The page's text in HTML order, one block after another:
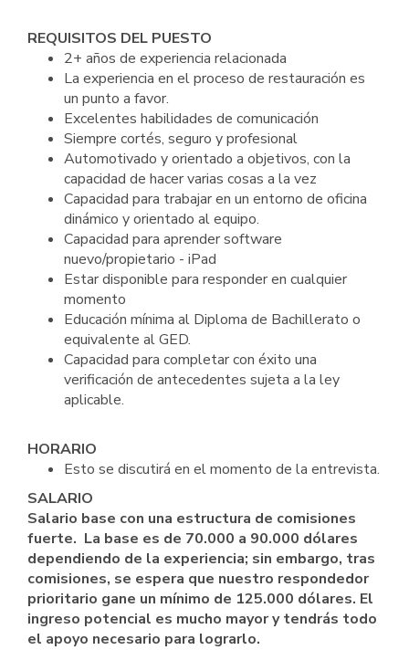
REQUISITOS DEL PUESTO
2+ años de experiencia relacionada
La experiencia en el proceso de restauración es
un punto a favor.
Excelentes habilidades de comunicación
Siempre cortés, seguro y profesional
Automotivado y orientado a objetivos, con la
capacidad de hacer varias cosas a la vez
Capacidad para trabajar en un entorno de oficina
dinámico y orientado al equipo.
Capacidad para aprender software
nuevo/propietario - iPad
Estar disponible para responder en cualquier
momento
Educación mínima al Diploma de Bachillerato o
equivalente al GED.
Capacidad para completar con éxito una
verificación de antecedentes sujeta a la ley
aplicable.
HORARIO
Esto se discutirá en el momento de la entrevista.
SALARIO
Salario base con una estructura de comisiones
fuerte. La base es de 70.000 a 90.000 dólares
dependiendo de la experiencia; sin embargo, tras
comisiones, se espera que nuestro respondedor
prioritario gane un mínimo de 125.000 dólares. El
ingreso potencial es mucho mayor y tendrás todo
el apoyo necesario para lograrlo.